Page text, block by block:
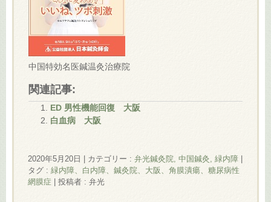
中国特効名医鍼温灸治療院
関連記事:
ED 男性機能回復 大阪
白血病 大阪
2020年5月20日 カテゴリー : 弁光鍼灸院, 中国鍼灸, 緑内障
タグ : 緑内障、白内障、鍼灸院、大阪、角膜潰瘍、糖尿病性
網膜症
投稿者 : 弁光